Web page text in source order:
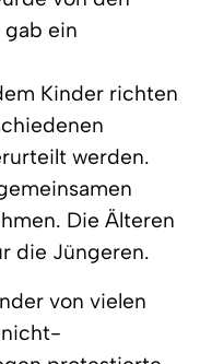
gab ein
Kinder richten
werden.
Die Älteren
die Jüngeren.
von vielen
nicht-